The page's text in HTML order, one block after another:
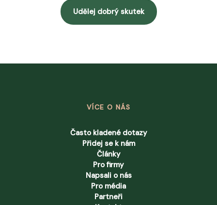
Udělej dobrý skutek
VÍCE O NÁS
Často kladené dotazy
Přidej se k nám
Články
Pro firmy
Napsali o nás
Pro média
Partneři